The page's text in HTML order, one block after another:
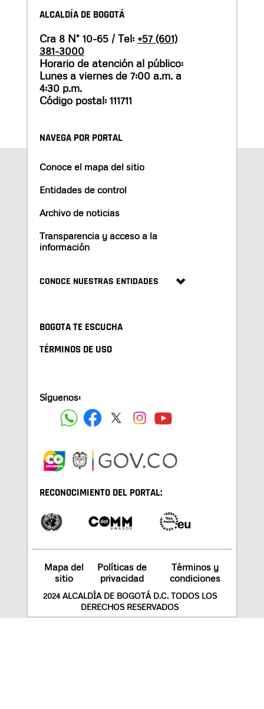
ALCALDÍA DE BOGOTÁ
Cra 8 N° 10-65 / Tel: +57 (601)
381-3000
Horario de atención al público:
Lunes a viernes de 7:00 a.m. a
4:30 p.m.
Código postal: 111711
NAVEGA POR PORTAL
Conoce el mapa del sitio
Entidades de control
Archivo de noticias
Transparencia y acceso a la
información
CONOCE NUESTRAS ENTIDADES
BOGOTA TE ESCUCHA
TÉRMINOS DE USO
Síguenos:
RECONOCIMIENTO DEL PORTAL:
Mapa del
sitio
Políticas de
privacidad
Términos y
condiciones
2024 ALCALDÍA DE BOGOTÁ D.C. TODOS LOS
DERECHOS RESERVADOS